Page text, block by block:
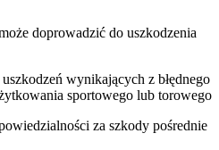
doprowadzić do uszkodzenia
wynikających z błędnego
sportowego lub torowego
za szkody pośrednie